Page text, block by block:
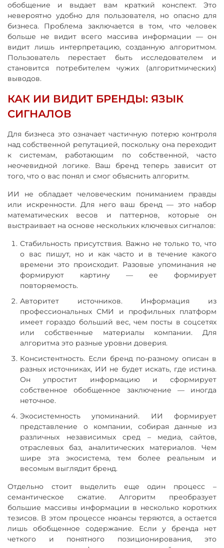
обобщение и выдает вам краткий конспект. Это
невероятно удобно для пользователя, но опасно для
бизнеса. Проблема заключается в том, что человек
больше не видит всего массива информации — он
видит лишь интерпретацию, созданную алгоритмом.
Пользователь перестает быть исследователем и
становится потребителем чужих (алгоритмических)
выводов.
КАК ИИ ВИДИТ БРЕНДЫ: ЯЗЫК
СИГНАЛОВ
Для бизнеса это означает частичную потерю контроля
над собственной репутацией, поскольку она переходит
к системам, работающим по собственной, часто
неочевидной логике. Ваш бренд теперь зависит от
того, что о вас понял и смог объяснить алгоритм.
ИИ не обладает человеческим пониманием правды
или искренности. Для него ваш бренд — это набор
математических весов и паттернов, которые он
выстраивает на основе нескольких ключевых сигналов:
Стабильность присутствия. Важно не только то, что
о вас пишут, но и как часто и в течение какого
времени это происходит. Разовые упоминания не
формируют картину — ее формирует
повторяемость.
Авторитет источников. Информация из
профессиональных СМИ и профильных платформ
имеет гораздо больший вес, чем посты в соцсетях
или собственные материалы компании. Для
алгоритма это разные уровни доверия.
Консистентность. Если бренд по-разному описан в
разных источниках, ИИ не будет искать, где истина.
Он упростит информацию и сформирует
собственное обобщенное заключение — иногда
неточное.
Экосистемность упоминаний. ИИ формирует
представление о компании, собирая данные из
различных независимых сред – медиа, сайтов,
отраслевых баз, аналитических материалов. Чем
шире эта экосистема, тем более реальным и
весомым выглядит бренд.
Отдельно стоит выделить еще один процесс –
семантическое сжатие. Алгоритм преобразует
большие массивы информации в несколько коротких
тезисов. В этом процессе нюансы теряются, а остается
лишь обобщенное содержание. Если у бренда нет
четкого и понятного позиционирования, это